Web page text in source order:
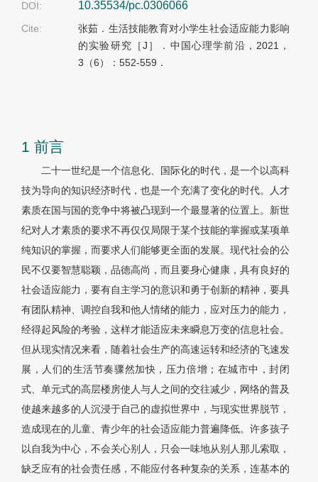
DOI:
10.35534/pc.0306066
Cite:
张茹．生活技能教育对小学生社会适应能力影响
的实验研究［J］．中国心理学前沿，2021，
3（6）：552-559．
1 前言
二十一世纪是一个信息化、国际化的时代，是一个以高科
技为导向的知识经济时代，也是一个充满了变化的时代。人才
素质在国与国的竞争中将被凸现到一个最显著的位置上。新世
纪对人才素质的要求不再仅仅局限于某个技能的掌握或某项单
纯知识的掌握，而要求人们能够更全面的发展。现代社会的公
民不仅要智慧聪颖，品德高尚，而且要身心健康，具有良好的
社会适应能力，要有自主学习的意识和勇于创新的精神，要具
有团队精神、调控自我和他人情绪的能力，应对压力的能力，
经得起风险的考验，这样才能适应未来瞬息万变的信息社会。
但从现实情况来看，随着社会生产的高速运转和经济的飞速发
展，人们的生活节奏骤然加快，压力倍增；在城市中，封闭
式、单元式的高层楼房使人与人之间的交往减少，网络的普及
使越来越多的人沉浸于自己的虚拟世界中，与现实世界脱节，
造成现在的儿童、青少年的社会适应能力普遍降低。许多孩子
以自我为中心，不会关心别人，只会一味地从别人那儿索取，
缺乏应有的社会责任感，不能应付各种复杂的关系，连基本的